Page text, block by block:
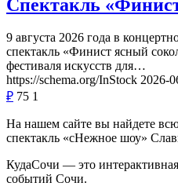
Спектакль
9 августа 2026 года в
спектакль «Финист ясный
фестиваля искусств для…
https://schema.org/InStock 2026-
₽ 75 1
На нашем сайте вы найдете
спектакль «сНежное шоу»
КудаСочи — это
событий Сочи.